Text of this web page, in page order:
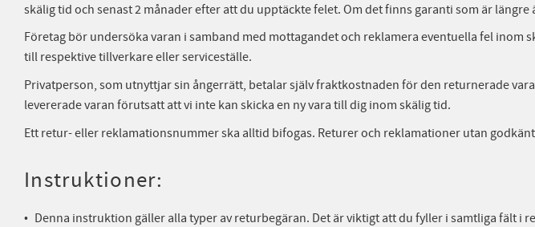
skälig tid och senast 2 månader efter att du upptäckte felet. Om det finns garanti som är
Företag bör undersöka varan i samband med mottagandet och reklamera eventuella fel
till respektive tillverkare eller serviceställe.
Privatperson, som utnyttjar sin ångerrätt, betalar själv fraktkostnaden för den returnerade
levererade varan förutsatt att vi inte kan skicka en ny vara till dig inom skälig tid.
Ett retur- eller reklamationsnummer ska alltid bifogas. Returer och reklamationer utan
Instruktioner:
Denna instruktion gäller alla typer av returbegäran. Det är viktigt att du fyller i samtliga fält